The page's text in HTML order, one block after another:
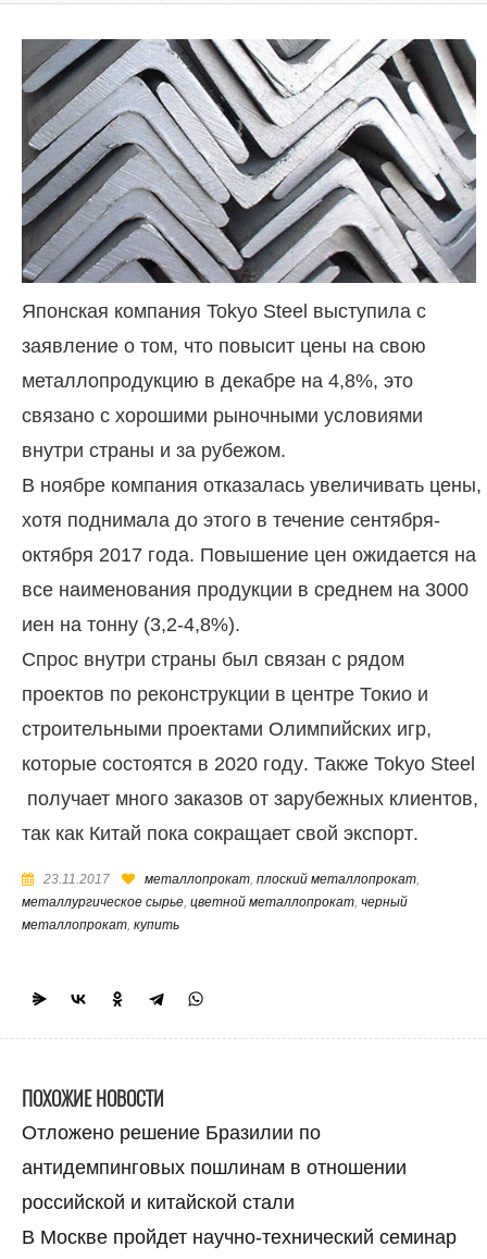
Японская компания Tokyo Steel выступила с
заявление о том, что повысит цены на свою
металлопродукцию в декабре на 4,8%, это
связано с хорошими рыночными условиями
внутри страны и за рубежом.
В ноябре компания отказалась увеличивать цены,
хотя поднимала до этого в течение сентября-
октября 2017 года. Повышение цен ожидается на
все наименования продукции в среднем на 3000
иен на тонну (3,2-4,8%).
Спрос внутри страны был связан с рядом
проектов по реконструкции в центре Токио и
строительными проектами Олимпийских игр,
которые состоятся в 2020 году. Также Tokyo Steel
получает много заказов от зарубежных клиентов,
так как Китай пока сокращает свой экспорт.
23.11.2017 металлопрокат, плоский металлопрокат,
металлургическое сырье, цветной металлопрокат, черный
металлопрокат, купить
ПОХОЖИЕ НОВОСТИ
Отложено решение Бразилии по
антидемпинговых пошлинам в отношении
российской и китайской стали
В Москве пройдет научно-технический семинар